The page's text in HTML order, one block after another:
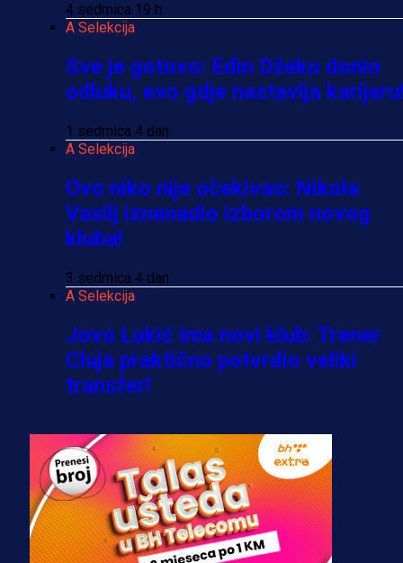
4 sedmica 19 h
A Selekcija
Sve je gotovo: Edin Džeko donio
odluku, evo gdje nastavlja
1 sedmica 4 dan
A Selekcija
Ovo niko nije očekivao: Nikola
Vasilj iznenadio izborom novog
kluba!
3 sedmica 4 dan
A Selekcija
Jovo Lukić ima novi klub: Trener
Cluja praktično potvrdio veliki
transfer!
A Selekcija
Stigla potvrda od predsjednika
kluba: Jovo Lukić uskoro pravi
transfer!?